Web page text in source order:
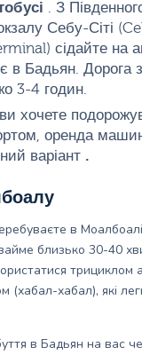
. З
Себу-Сіті
сідайте на
в Бадьян. Дорога
3-4 годин.
хочете
оренда
варіант .
в
близько 30-40
трициклом
(хабал-хабал), які
в Бадьян на вас